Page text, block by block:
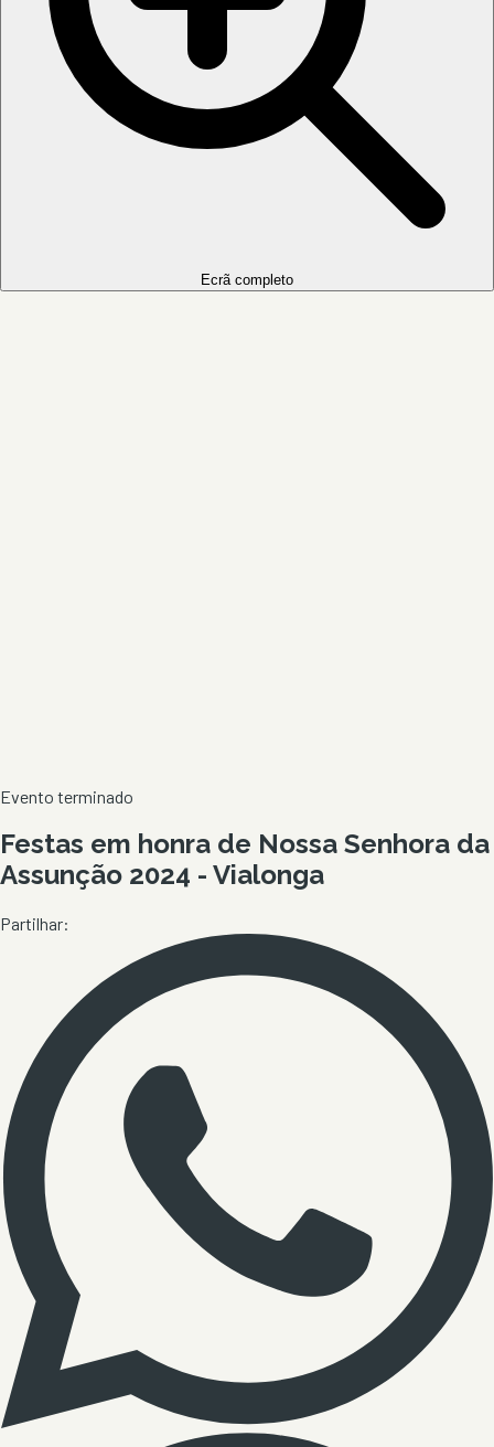
Ecrã completo
Evento terminado
Festas em honra de Nossa Senhora da
Assunção 2024 - Vialonga
Partilhar: